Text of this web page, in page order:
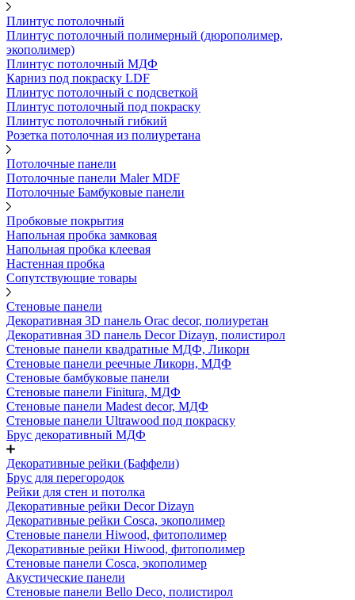
Плинтус потолочный
Плинтус потолочный полимерный (дюрополимер,
экополимер)
Плинтус потолочный МДФ
Карниз под покраску LDF
Плинтус потолочный с подсветкой
Плинтус потолочный под покраску
Плинтус потолочный гибкий
Розетка потолочная из полиуретана
Потолочные панели
Потолочные панели Maler MDF
Потолочные Бамбуковые панели
Пробковые покрытия
Напольная пробка замковая
Напольная пробка клеевая
Настенная пробка
Сопутствующие товары
Стеновые панели
Декоративная 3D панель Orac decor, полиуретан
Декоративная 3D панель Decor Dizayn, полистирол
Стеновые панели квадратные МДФ, Ликорн
Стеновые панели реечные Ликорн, МДФ
Стеновые бамбуковые панели
Стеновые панели Finitura, МДФ
Стеновые панели Madest decor, МДФ
Стеновые панели Ultrawood под покраску
Брус декоративный МДФ
Декоративные рейки (Баффели)
Брус для перегородок
Рейки для стен и потолка
Декоративные рейки Decor Dizayn
Декоративные рейки Cosca, экополимер
Стеновые панели Hiwood, фитополимер
Декоративные рейки Hiwood, фитополимер
Стеновые панели Cosca, экополимер
Акустические панели
Стеновые панели Bello Deco, полистирол